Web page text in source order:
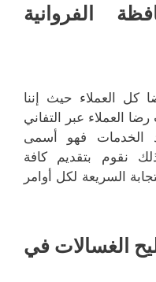
الفروانية
كل العملاء حيث إننا
العملاء عبر التفاني
الخدمات فهو أسمى
نقوم بتقديم كافة
السريعة لكل أوامر
الغسالات في